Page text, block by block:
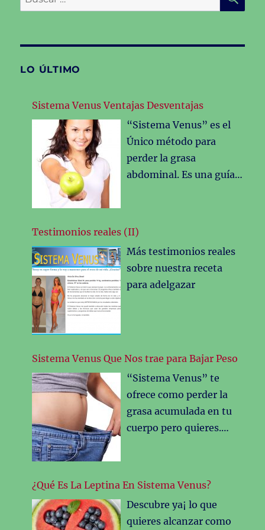
por:
LO ÚLTIMO
Sistema Venus Ventajas Desventajas
“Sistema Venus” es el
Único método para
perder la grasa
abdominal. Es una guía
imposible,pero puede
resumirla con sus
detalles más importante
para tu cuerpo. De hecho
objetivo de conocer sus
detalles. Todo ello te lo
voy a
Testimonios reales (II)
Más testimonios reales
sobre nuestra receta
para adelgazar
Sistema Venus Que Nos trae para Bajar Peso
“Sistema Venus” te
ofrece como perder la
grasa acumulada en tu
cuerpo pero quieres.
conocido muchos
métodos para bajar de
¿Qué Es La Leptina En Sistema Venus?
Descubre ya¡ lo que
quieres alcanzar como